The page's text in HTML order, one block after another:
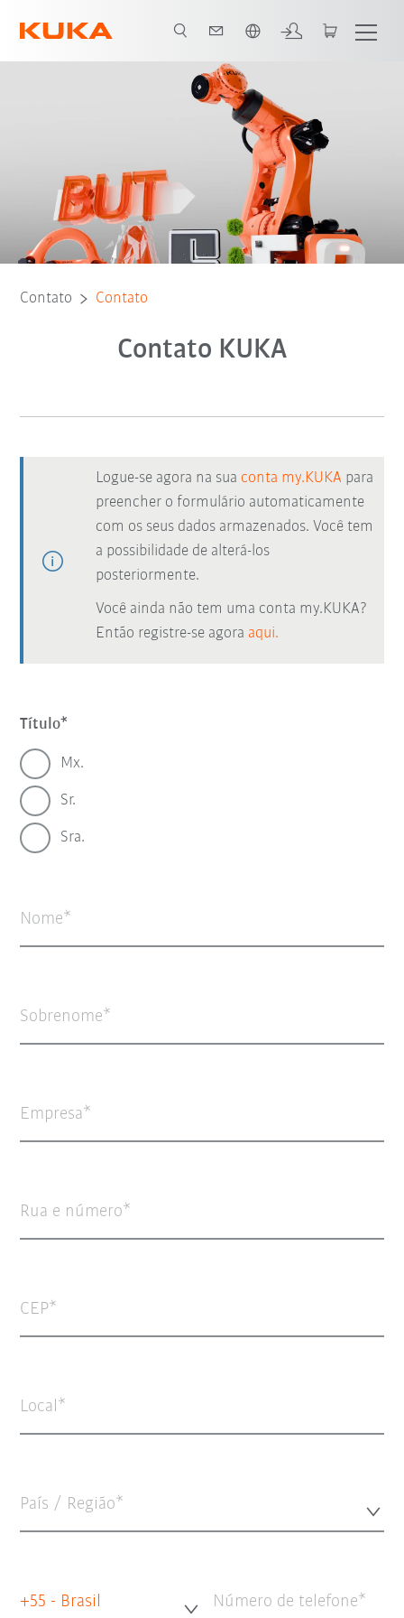
Contato Contato
Contato KUKA
Logue-se agora na sua conta my.KUKA para
preencher o formulário automaticamente
com os seus dados armazenados. Você tem
a possibilidade de alterá-los
posteriormente.
Você ainda não tem uma conta my.KUKA?
Então registre-se agora aqui.
Título
Mx.
Sr.
Sra.
Nome
Sobrenome
Empresa
Rua e número
CEP
Local
País / Região*
+55 - Brasil Número de telefone